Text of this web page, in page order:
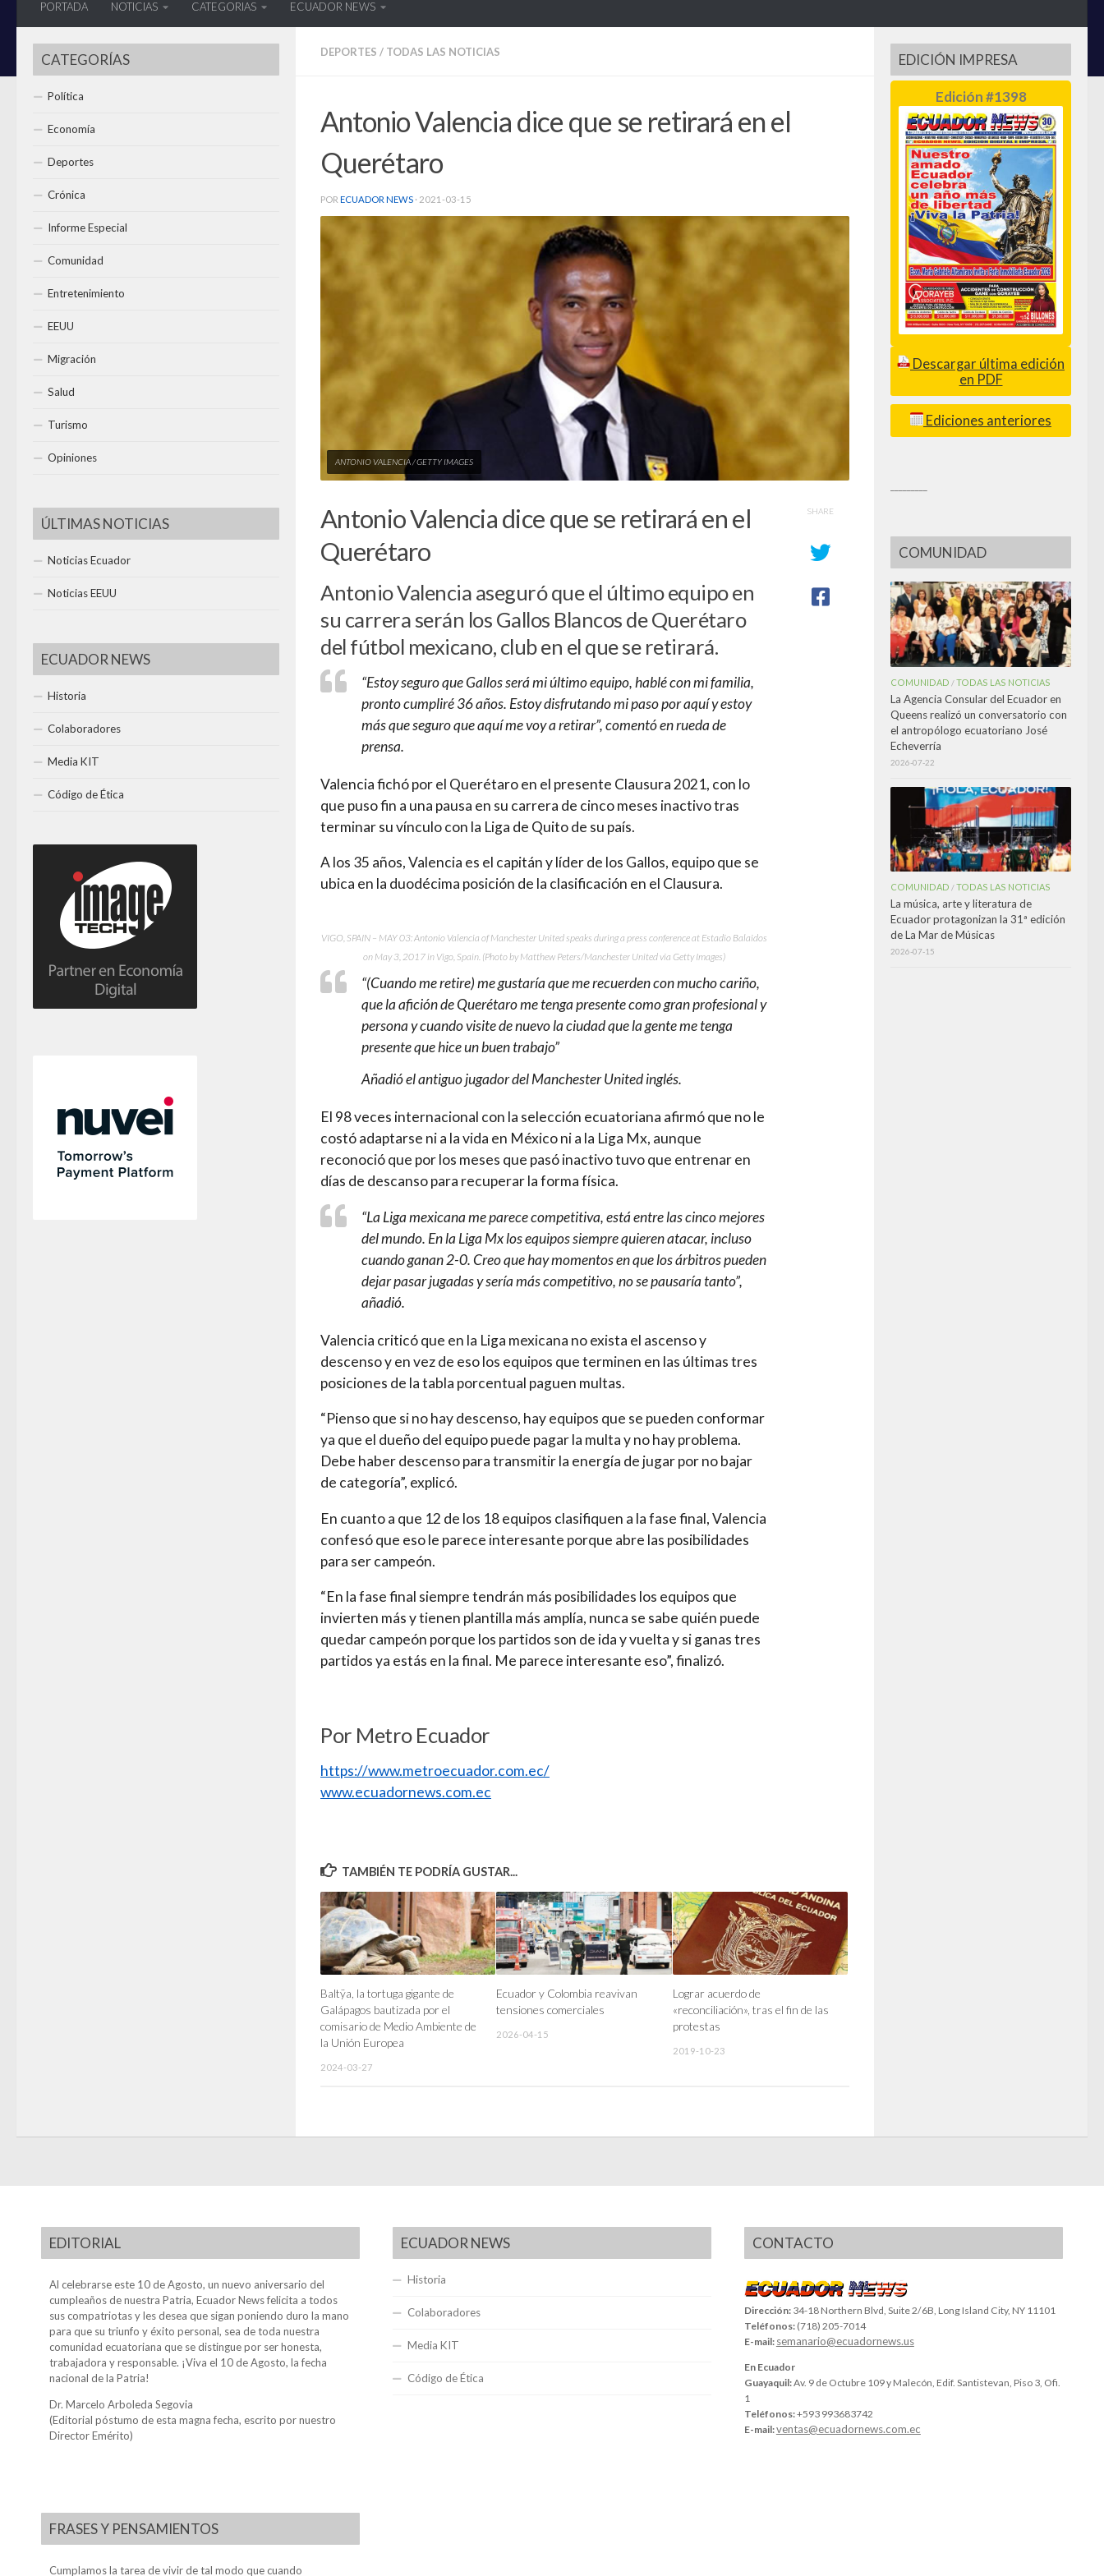
PORTADA NOTICIAS CATEGORIAS ECUADOR NEWS
DEPORTES / TODAS LAS NOTICIAS
Antonio Valencia dice que se retirará en el
Querétaro
POR ECUADOR NEWS · 2021-03-15
ANTONIO VALENCIA / GETTY IMAGES
Antonio Valencia dice que se retirará en el
Querétaro
Antonio Valencia aseguró que el último equipo en
su carrera serán los Gallos Blancos de Querétaro
del fútbol mexicano, club en el que se retirará.
“Estoy seguro que Gallos será mi último equipo, hablé con mi familia,
pronto cumpliré 36 años. Estoy disfrutando mi paso por aquí y estoy
más que seguro que aquí me voy a retirar”, comentó en rueda de
prensa.
Valencia fichó por el Querétaro en el presente Clausura 2021, con lo
que puso fin a una pausa en su carrera de cinco meses inactivo tras
terminar su vínculo con la Liga de Quito de su país.
A los 35 años, Valencia es el capitán y líder de los Gallos, equipo que se
ubica en la duodécima posición de la clasificación en el Clausura.
VIGO, SPAIN – MAY 03: Antonio Valencia of Manchester United speaks during a press conference at Estadio Balaidos
on May 3, 2017 in Vigo, Spain. (Photo by Matthew Peters/Manchester United via Getty Images)
“(Cuando me retire) me gustaría que me recuerden con mucho cariño,
que la afición de Querétaro me tenga presente como gran profesional y
persona y cuando visite de nuevo la ciudad que la gente me tenga
presente que hice un buen trabajo”
Añadió el antiguo jugador del Manchester United inglés.
El 98 veces internacional con la selección ecuatoriana afirmó que no le
costó adaptarse ni a la vida en México ni a la Liga Mx, aunque
reconoció que por los meses que pasó inactivo tuvo que entrenar en
días de descanso para recuperar la forma física.
“La Liga mexicana me parece competitiva, está entre las cinco mejores
del mundo. En la Liga Mx los equipos siempre quieren atacar, incluso
cuando ganan 2-0. Creo que hay momentos en que los árbitros pueden
dejar pasar jugadas y sería más competitivo, no se pausaría tanto”,
añadió.
Valencia criticó que en la Liga mexicana no exista el ascenso y
descenso y en vez de eso los equipos que terminen en las últimas tres
posiciones de la tabla porcentual paguen multas.
“Pienso que si no hay descenso, hay equipos que se pueden conformar
ya que el dueño del equipo puede pagar la multa y no hay problema.
Debe haber descenso para transmitir la energía de jugar por no bajar
de categoría”, explicó.
En cuanto a que 12 de los 18 equipos clasifiquen a la fase final, Valencia
confesó que eso le parece interesante porque abre las posibilidades
para ser campeón.
“En la fase final siempre tendrán más posibilidades los equipos que
invierten más y tienen plantilla más amplía, nunca se sabe quién puede
quedar campeón porque los partidos son de ida y vuelta y si ganas tres
partidos ya estás en la final. Me parece interesante eso”, finalizó.
Por Metro Ecuador
https://www.metroecuador.com.ec/
www.ecuadornews.com.ec
SHARE
TAMBIÉN TE PODRÍA GUSTAR...
Baltÿa, la tortuga gigante de
Galápagos bautizada por el
comisario de Medio Ambiente de
la Unión Europea
2024-03-27
Ecuador y Colombia reavivan
tensiones comerciales
2026-04-15
Lograr acuerdo de
«reconciliación», tras el fin de las
protestas
2019-10-23
CATEGORÍAS
Política
Economía
Deportes
Crónica
Informe Especial
Comunidad
Entretenimiento
EEUU
Migración
Salud
Turismo
Opiniones
ÚLTIMAS NOTICIAS
Noticias Ecuador
Noticias EEUU
ECUADOR NEWS
Historia
Colaboradores
Media KIT
Código de Ética
EDICIÓN IMPRESA
Edición #1398
Descargar última edición
en PDF
Ediciones anteriores
COMUNIDAD
COMUNIDAD /TODAS LAS NOTICIAS
La Agencia Consular del Ecuador en
Queens realizó un conversatorio con
el antropólogo ecuatoriano José
Echeverría
2026-07-22
COMUNIDAD /TODAS LAS NOTICIAS
La música, arte y literatura de
Ecuador protagonizan la 31ª edición
de La Mar de Músicas
2026-07-15
EDITORIAL
Al celebrarse este 10 de Agosto, un nuevo aniversario del
cumpleaños de nuestra Patria, Ecuador News felicita a todos
sus compatriotas y les desea que sigan poniendo duro la mano
para que su triunfo y éxito personal, sea de toda nuestra
comunidad ecuatoriana que se distingue por ser honesta,
trabajadora y responsable. ¡Viva el 10 de Agosto, la fecha
nacional de la Patria!
Dr. Marcelo Arboleda Segovia
(Editorial póstumo de esta magna fecha, escrito por nuestro
Director Emérito)
FRASES Y PENSAMIENTOS
Cumplamos la tarea de vivir de tal modo que cuando
ECUADOR NEWS
Historia
Colaboradores
Media KIT
Código de Ética
CONTACTO
Dirección: 34-18 Northern Blvd, Suite 2/6B, Long Island City, NY 11101
Teléfonos: (718) 205-7014
E-mail: semanario@ecuadornews.us
En Ecuador
Guayaquil:Av. 9 de Octubre 109 y Malecón, Edif. Santistevan, Piso 3, Ofi.
1
Teléfonos:+593 993683742
E-mail:ventas@ecuadornews.com.ec